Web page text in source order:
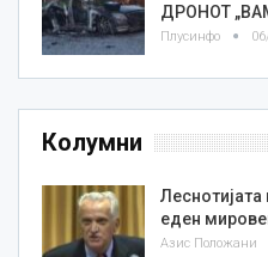
ДРОНОТ
Плусинфо
Колумни
еден
Азис Положани